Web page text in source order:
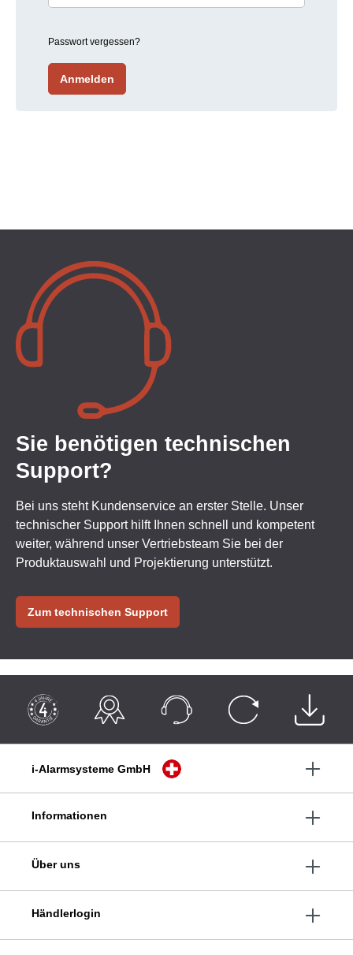
Passwort vergessen?
Anmelden
Sie benötigen technischen
Support?
Bei uns steht Kundenservice an erster Stelle. Unser
technischer Support hilft Ihnen schnell und kompetent
weiter, während unser Vertriebsteam Sie bei der
Produktauswahl und Projektierung unterstützt.
Zum technischen Support
i-Alarmsysteme GmbH
Informationen
Über uns
Händlerlogin